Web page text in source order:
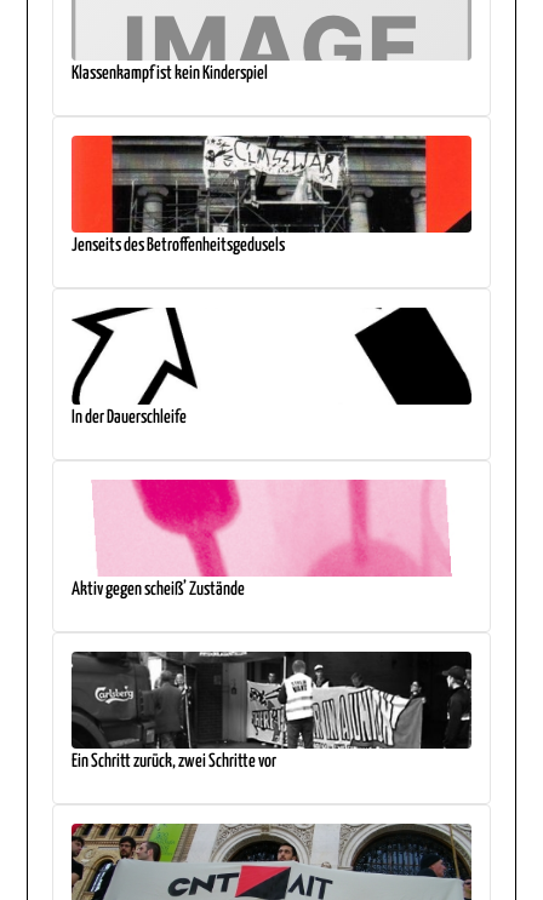
Klassenkampf ist kein Kinderspiel
Jenseits des Betroffenheitsgedusels
In der Dauerschleife
Aktiv gegen scheiß’ Zustände
Ein Schritt zurück, zwei Schritte vor